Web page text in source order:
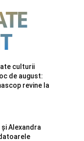
culturii
de august:
revine la
și Alexandra